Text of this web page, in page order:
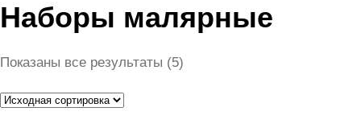
Наборы малярные
Показаны все результаты (5)